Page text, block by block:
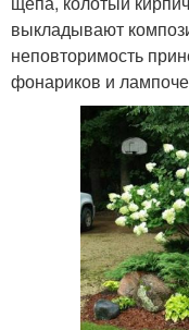
выкладывают
неповторимость
фонариков и